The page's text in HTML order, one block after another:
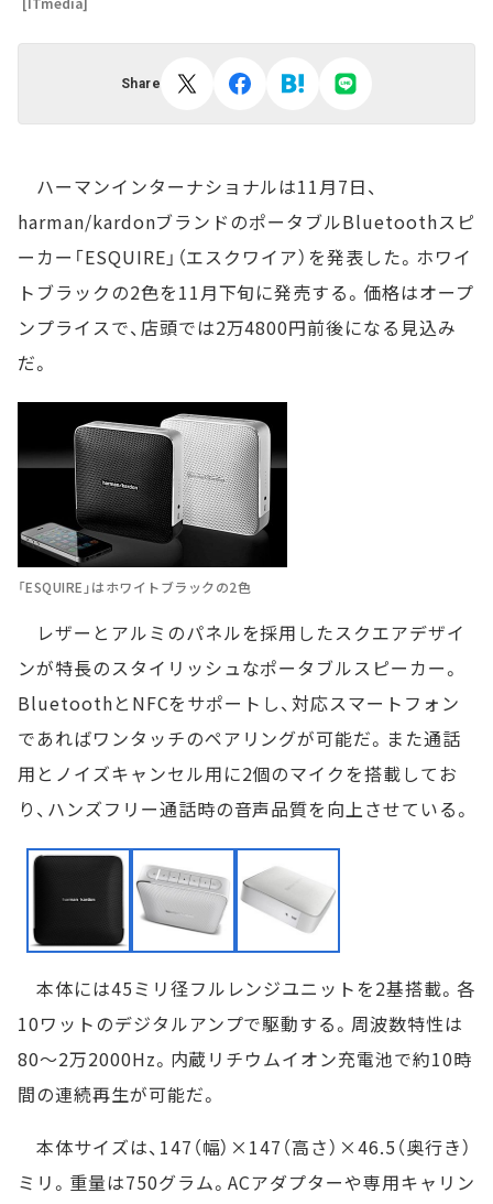
Share
ハーマンインターナショナルは11月7日、
harman/kardonブランドのポータブルBluetoothスピ
ーカー「ESQUIRE」（エスクワイア）を発表した。ホワイ
トブラックの2色を11月下旬に発売する。価格はオープ
ンプライスで、店頭では2万4800円前後になる見込み
だ。
「ESQUIRE」はホワイトブラックの2色
レザーとアルミのパネルを採用したスクエアデザイ
ンが特長のスタイリッシュなポータブルスピーカー。
BluetoothとNFCをサポートし、対応スマートフォン
であればワンタッチのペアリングが可能だ。また通話
用とノイズキャンセル用に2個のマイクを搭載してお
り、ハンズフリー通話時の音声品質を向上させている。
本体には45ミリ径フルレンジユニットを2基搭載。各
10ワットのデジタルアンプで駆動する。周波数特性は
80～2万2000Hz。内蔵リチウムイオン充電池で約10時
間の連続再生が可能だ。
本体サイズは、147（幅）×147（高さ）×46.5（奥行き）
ミリ。重量は750グラム。ACアダプターや専用キャリン